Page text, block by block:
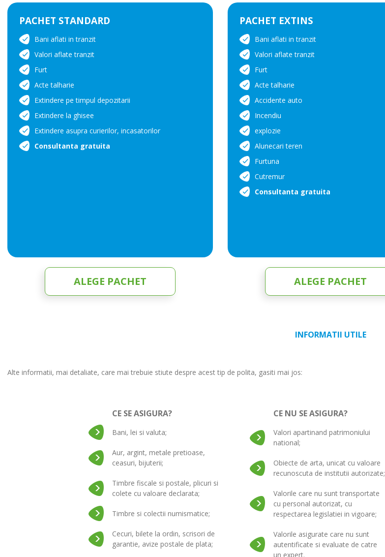
PACHET STANDARD
Bani aflati in tranzit
Valori aflate tranzit
Furt
Acte talharie
Extindere pe timpul depozitarii
Extindere la ghisee
Extindere asupra curierilor, incasatorilor
Consultanta gratuita
ALEGE PACHET
PACHET EXTINS
Bani aflati in tranzit
Valori aflate tranzit
Furt
Acte talharie
Accidente auto
Incendiu
explozie
Alunecari teren
Furtuna
Cutremur
Consultanta gratuita
ALEGE PACHET
INFORMATII UTILE
Alte informatii, mai detaliate, care mai trebuie stiute despre acest tip de polita, gasiti mai jos:
CE SE ASIGURA?
Bani, lei si valuta;
Aur, argint, metale pretioase,
ceasuri, bijuterii;
Timbre fiscale si postale, plicuri si
colete cu valoare declarata;
Timbre si colectii numismatice;
Cecuri, bilete la ordin, scrisori de
garantie, avize postale de plata;
CE NU SE ASIGURA?
Valori apartinand patrimoniului
national;
Obiecte de arta, unicat cu valoare
recunoscuta de institutii autorizate;
Valorile care nu sunt transportate
cu personal autorizat, cu
respectarea legislatiei in vigoare;
Valorile asigurate care nu sunt
autentificate si evaluate de catre
un expert.